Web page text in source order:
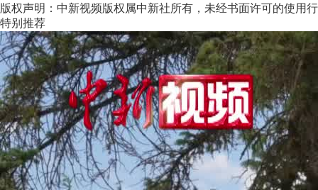
版权声明：中新视频版权属中新社所有，未经书面许可的使用
特别推荐